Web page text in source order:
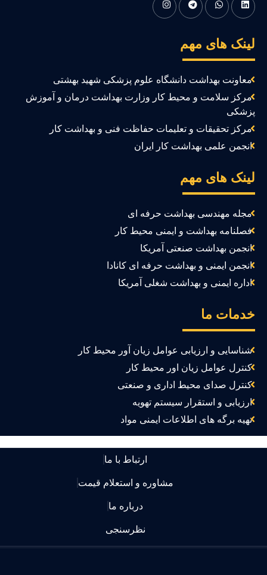
های مهم
معاونت بهداشت دانشگاه علوم پزشکی شهید بهشتی
مرکز سلامت و محیط کار وزارت بهداشت درمان و آموزش
مرکز تحقیقات و تعلیمات حفاظت فنی و بهداشت کار
انجمن علمی بهداشت کار ایران
های مهم
مجله مهندسی بهداشت حرفه ای
فصلنامه بهداشت و ایمنی محیط کار
انجمن بهداشت صنعتی آمریکا
انجمن ایمنی و بهداشت حرفه ای کانادا
اداره ایمنی و بهداشت شغلی آمریکا
ما
شناسایی و ارزیابی عوامل زیان آور محیط کار
کنترل عوامل زیان اور محیط کار
کنترل صدای محیط اداری و صنعتی
ارزیابی و استقرار سیستم تهویه
تهیه برگه های اطلاعات ایمنی مواد
ارتباط با ما
مشاوره و استعلام قیمت
درباره ما
نظرسنجی